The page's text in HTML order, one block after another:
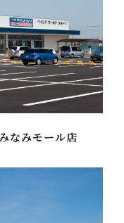
なみモール店